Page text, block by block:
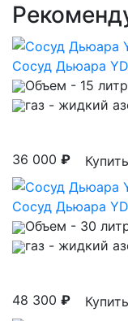
Сосуд Дьюара
Объем - 15
газ - жидкий
36 000 ₽ Купить
Сосуд Дьюара
Объем - 30
газ - жидкий
48 300 ₽ Купить